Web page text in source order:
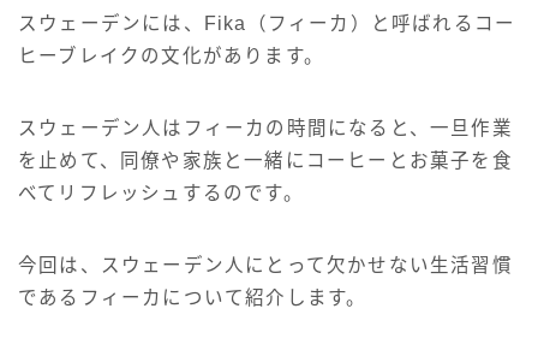
サイト情報
スウェーデンには、Fika（フィーカ）と呼ばれるコー
ヒーブレイクの文化があります。
スウェーデン人はフィーカの時間になると、一旦作業
を止めて、同僚や家族と一緒にコーヒーとお菓子を食
べてリフレッシュするのです。
今回は、スウェーデン人にとって欠かせない生活習慣
であるフィーカについて紹介します。